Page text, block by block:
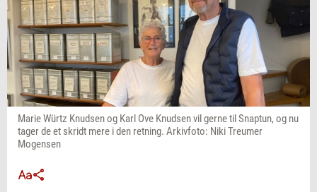
Marie Würtz Knudsen og Karl Ove Knudsen vil gerne til Snaptun, og nu
tager de et skridt mere i den retning. Arkivfoto: Niki Treumer
Mogensen